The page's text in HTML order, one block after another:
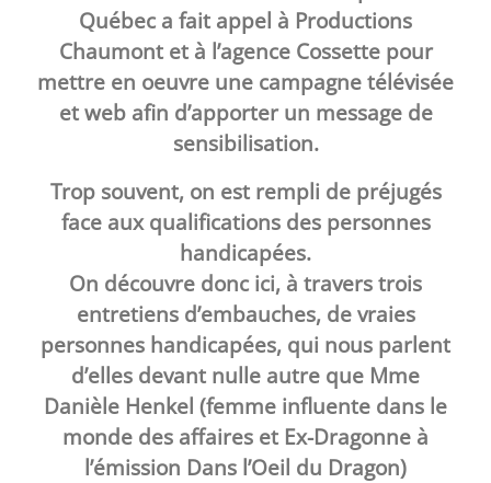
Québec a fait appel à Productions
Chaumont et à l’agence Cossette pour
mettre en oeuvre une campagne télévisée
et web afin d’apporter un message de
sensibilisation.
Trop souvent, on est rempli de préjugés
face aux qualifications des personnes
handicapées.
On découvre donc ici, à travers trois
entretiens d’embauches, de vraies
personnes handicapées, qui nous parlent
d’elles devant nulle autre que Mme
Danièle Henkel (femme influente dans le
monde des affaires et Ex-Dragonne à
l’émission Dans l’Oeil du Dragon)